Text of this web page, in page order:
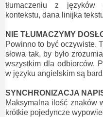
tłumaczeniu z języków
kontekstu, dana linijka
NIE TŁUMACZYMY
Powinno to być oczywiste.
słowa tak, by było
wszystkim dla odbiorców.
w języku angielskim są
SYNCHRONIZACJA
Maksymalna ilość znaków
krótkie pojedyncze